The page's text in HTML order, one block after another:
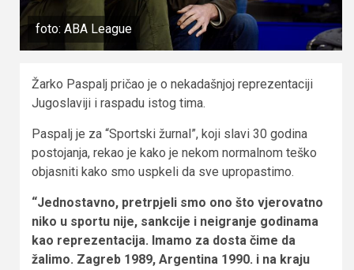
foto: ABA League
Žarko Paspalj pričao je o nekadašnjoj reprezentaciji
Jugoslaviji i raspadu istog tima.
Paspalj je za “Sportski žurnal”, koji slavi 30 godina
postojanja, rekao je kako je nekom normalnom teško
objasniti kako smo uspkeli da sve upropastimo.
“Jednostavno, pretrpjeli smo ono što vjerovatno
niko u sportu nije, sankcije i neigranje godinama
kao reprezentacija. Imamo za dosta čime da
žalimo. Zagreb 1989, Argentina 1990. i na kraju